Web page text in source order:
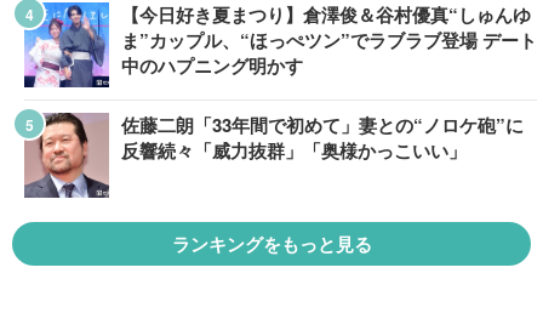
【今日好き夏まつり】倉澤俊＆谷村優真“しゅんゆ
ま”カップル、“ほっぺツン”でラブラブ登場 デート
中のハプニング明かす
佐藤二朗「33年間で初めて」妻との“ノロケ砲”に
反響続々「威力抜群」「奥様かっこいい」
ランキングをもっと見る